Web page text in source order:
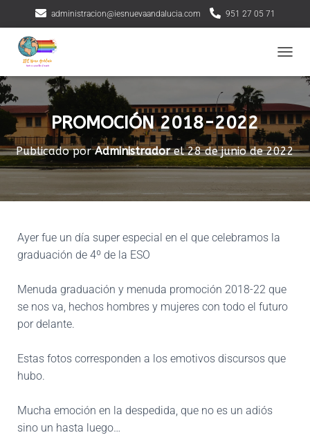
administracion@iesnuevaandalucia.com 951 27 05 71
PROMOCIÓN 2018-2022
Publicado porAdministradorel28 de junio de 2022
Ayer fue un día super especial en el que celebramos la
graduación de 4º de la ESO
Menuda graduación y menuda promoción 2018-22 que
se nos va, hechos hombres y mujeres con todo el futuro
por delante.
Estas fotos corresponden a los emotivos discursos que
hubo.
Mucha emoción en la despedida, que no es un adiós
sino un hasta luego…